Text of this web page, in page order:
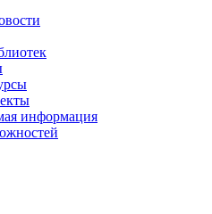
информация